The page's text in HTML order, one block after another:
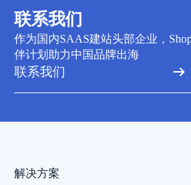
联系我们
作为国内SAAS建站头部企业，
伴计划助力中国品牌出海
联系我们
解决方案